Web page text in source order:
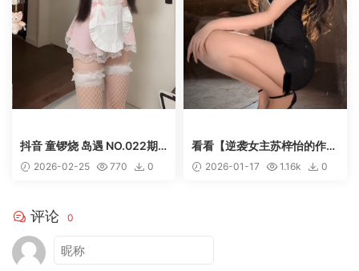
抖音 童锣烧 岛遇 NO.022期
【2V】
2026-02-25 770
0
看看【逆袭女主苏梓怡的作
品】2026年第一次更新
2026-01-17 1.16k
0
评论 0